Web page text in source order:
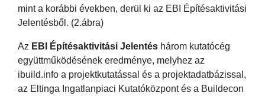
mint a korábbi években, derül ki az EBI Építésaktivitási
Jelentésből. (2.ábra)
Az EBI Építésaktivitási Jelentés három kutatócég
együttműködésének eredménye, melyhez az
ibuild.info a projektkutatással és a projektadatbázissal,
az Eltinga Ingatlanpiaci Kutatóközpont és a Buildecon